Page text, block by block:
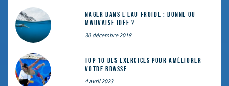
Nager dans l’eau froide : bonne ou
mauvaise idée ?
30 décembre 2018
Top 10 des exercices pour améliorer
votre brasse
4 avril 2023